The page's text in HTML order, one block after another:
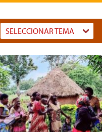
SELECCIONAR TEMA
Dummy
Input